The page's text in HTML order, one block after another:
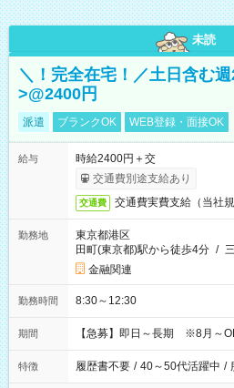
未読
＼！完全在宅！／土日含む
>@2400円
派遣 ブランクOK WEB登録・面接OK
給与
時給2400円＋交
交通費別途支給あり
交通費 交通費実費支給（当社規
勤務地
東京都港区
田町(東京都)駅から徒歩4分 /
金融関連
勤務時間 8:30～12:30
期間 【急募】即日～長期 ※8月～
特徴 履歴書不要 / 40～50代活躍中 /